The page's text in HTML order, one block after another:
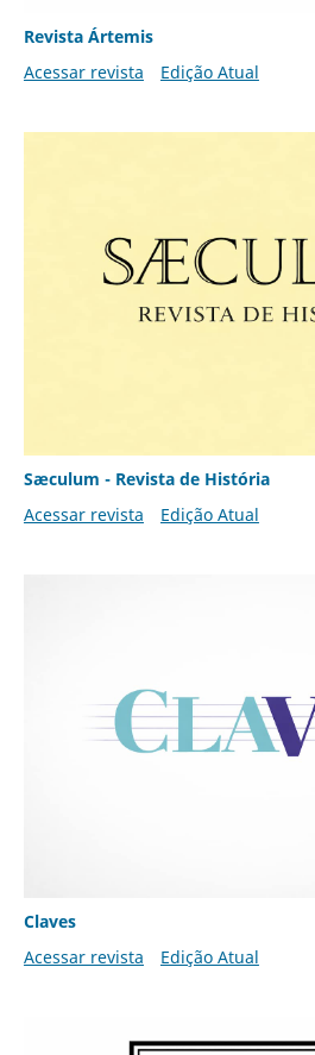
Revista Ártemis
Acessar revista
Edição Atual
Sæculum - Revista de História
Acessar revista
Edição Atual
Claves
Acessar revista
Edição Atual